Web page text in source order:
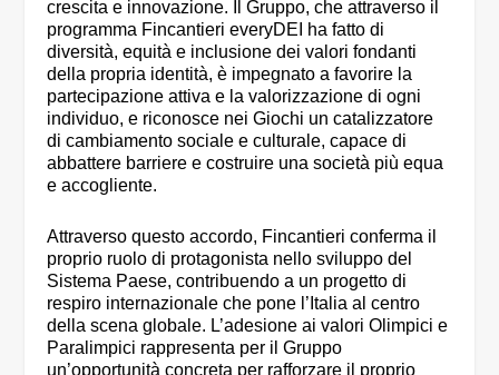
crescita e innovazione. Il Gruppo, che attraverso il
programma Fincantieri everyDEI ha fatto di
diversità, equità e inclusione dei valori fondanti
della propria identità, è impegnato a favorire la
partecipazione attiva e la valorizzazione di ogni
individuo, e riconosce nei Giochi un catalizzatore
di cambiamento sociale e culturale, capace di
abbattere barriere e costruire una società più equa
e accogliente.
Attraverso questo accordo, Fincantieri conferma il
proprio ruolo di protagonista nello sviluppo del
Sistema Paese, contribuendo a un progetto di
respiro internazionale che pone l’Italia al centro
della scena globale. L’adesione ai valori Olimpici e
Paralimpici rappresenta per il Gruppo
un’opportunità concreta per rafforzare il proprio